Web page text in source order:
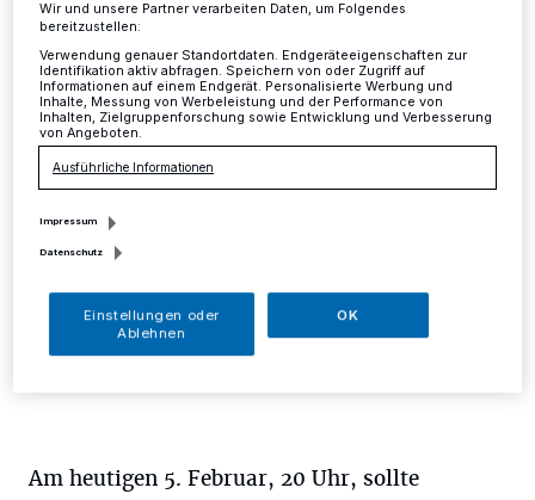
GVM
Podiumsdiskussion abgesagt
Die für den 5. Februar vorgesehene Podiums-
Diskussion der GVM wurde krankheitsbedingt abgesagt.
05.02.2025 , 12:56 Uhr
Am heutigen 5. Februar, 20 Uhr, sollte
Wir und unsere Partner verarbeiten Daten, um Folgendes
bereitzustellen:
Verwendung genauer Standortdaten. Endgeräteeigenschaften zur
Identifikation aktiv abfragen. Speichern von oder Zugriff auf
Informationen auf einem Endgerät. Personalisierte Werbung und
Inhalte, Messung von Werbeleistung und der Performance von
Inhalten, Zielgruppenforschung sowie Entwicklung und Verbesserung
von Angeboten.
Ausführliche Informationen
Impressum
Datenschutz
Einstellungen oder
Ablehnen
OK